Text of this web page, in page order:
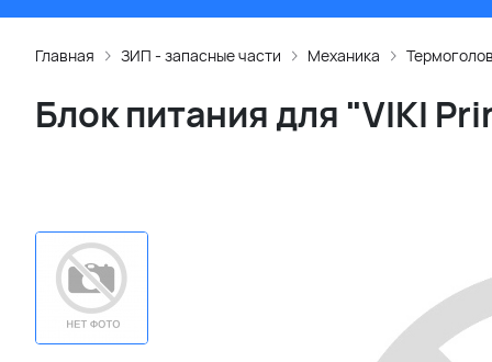
Главная ЗИП - запасные части Механика
Блок питания для "VIKI